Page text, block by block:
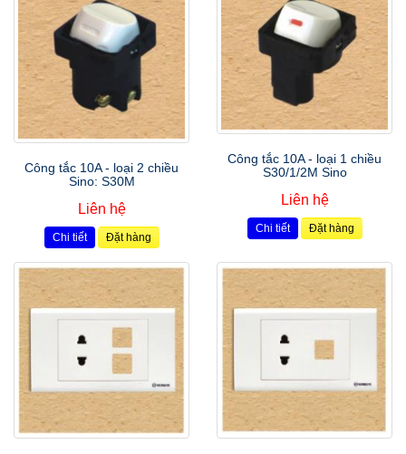
Công tắc 10A - loại 2 chiều
Sino: S30M
Liên hệ
Chi tiết Đặt hàng
Công tắc 10A - loại 1 chiều
S30/1/2M Sino
Liên hệ
Chi tiết Đặt hàng